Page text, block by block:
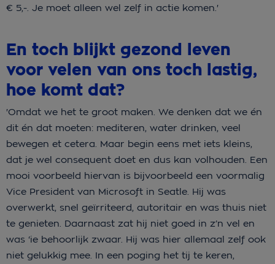
€ 5,-. Je moet alleen wel zelf in actie komen.'
En toch blijkt gezond leven
voor velen van ons toch lastig,
hoe komt dat?
'Omdat we het te groot maken. We denken dat we én
dit én dat moeten: mediteren, water drinken, veel
bewegen et cetera. Maar begin eens met iets kleins,
dat je wel consequent doet en dus kan volhouden. Een
mooi voorbeeld hiervan is bijvoorbeeld een voormalig
Vice President van Microsoft in Seatle. Hij was
overwerkt, snel geïrriteerd, autoritair en was thuis niet
te genieten. Daarnaast zat hij niet goed in z’n vel en
was ‘ie behoorlijk zwaar. Hij was hier allemaal zelf ook
niet gelukkig mee. In een poging het tij te keren,